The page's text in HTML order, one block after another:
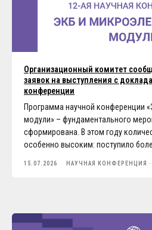
Организационный комитет
заявок на выступления с
конференции
Программа научной конференции
модули» – фундаментального
сформирована. В этом году
особенно высоким: поступило
15.07.2026 НАУЧНАЯ КОНФЕРЕНЦИЯ